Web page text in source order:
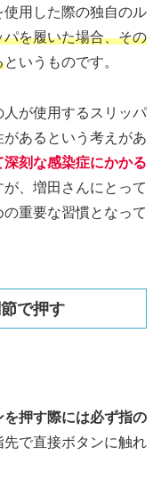
用した際の独自のル
パを履いた場合、その
というものです。
が使用するスリッパ
あるという考えがあ
刻な感染症にかかる
が、増田さんにとって
重要な習慣となって
で押す
押す際には必ず指の
先で直接ボタンに触れ